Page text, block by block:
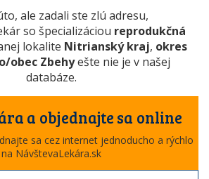
ale zadali ste zlú adresu,
so špecializáciou reprodukčná
lokalite Nitrianský kraj, okres
obec Zbehyešte nie je v našej
databáze.
a objednajte sa online
sa cez internet jednoducho a rýchlo
na NávštevaLekára.sk